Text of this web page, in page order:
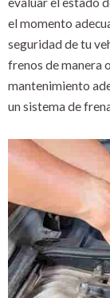
el momento
seguridad de tu
frenos de manera
mantenimiento
un sistema de